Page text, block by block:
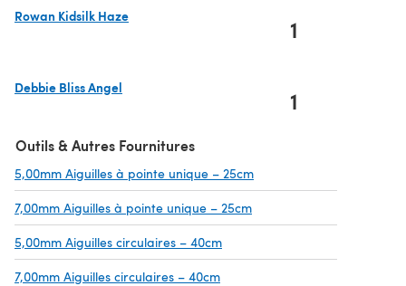
Rowan Kidsilk Haze
1
Debbie Bliss Angel
1
Outils & Autres Fournitures
5,00mm Aiguilles à pointe unique – 25cm
7,00mm Aiguilles à pointe unique – 25cm
5,00mm Aiguilles circulaires – 40cm
7,00mm Aiguilles circulaires – 40cm